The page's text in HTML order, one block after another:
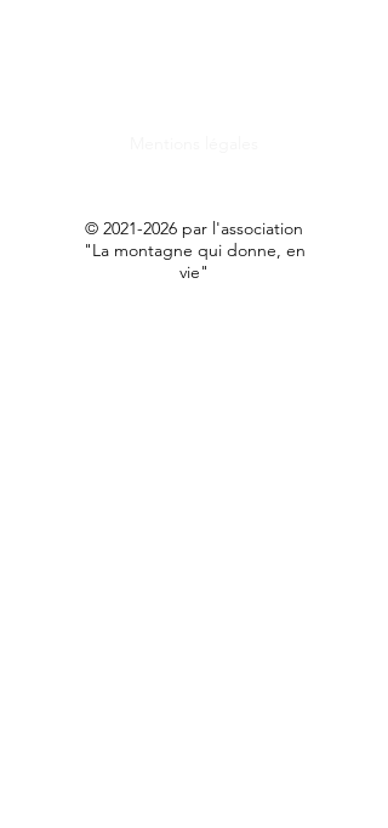
© 2021-2026 par l'association
"La montagne qui donne, en
vie"